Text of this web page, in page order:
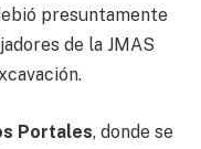
presuntamente
de la JMAS
Portales, donde se